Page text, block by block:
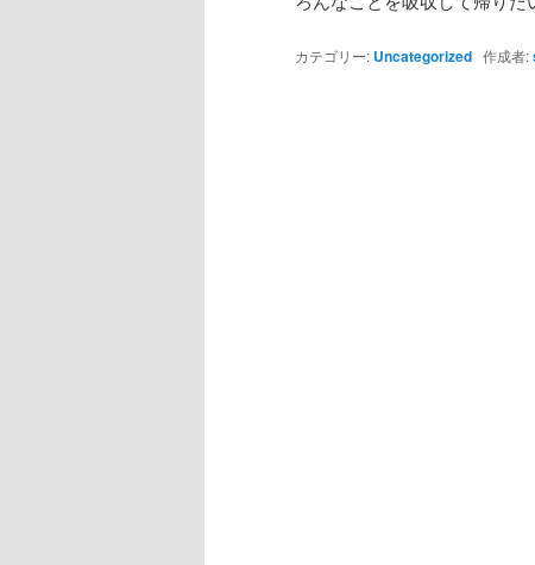
カテゴリー: Uncategorized 作成者: